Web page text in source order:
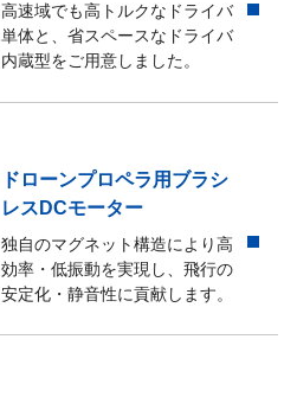
高速域でも高トルクなドライバ
単体と、省スペースなドライバ
内蔵型をご用意しました。
ドローンプロペラ用ブラシ
レスDCモーター
独自のマグネット構造により高
効率・低振動を実現し、飛行の
安定化・静音性に貢献します。